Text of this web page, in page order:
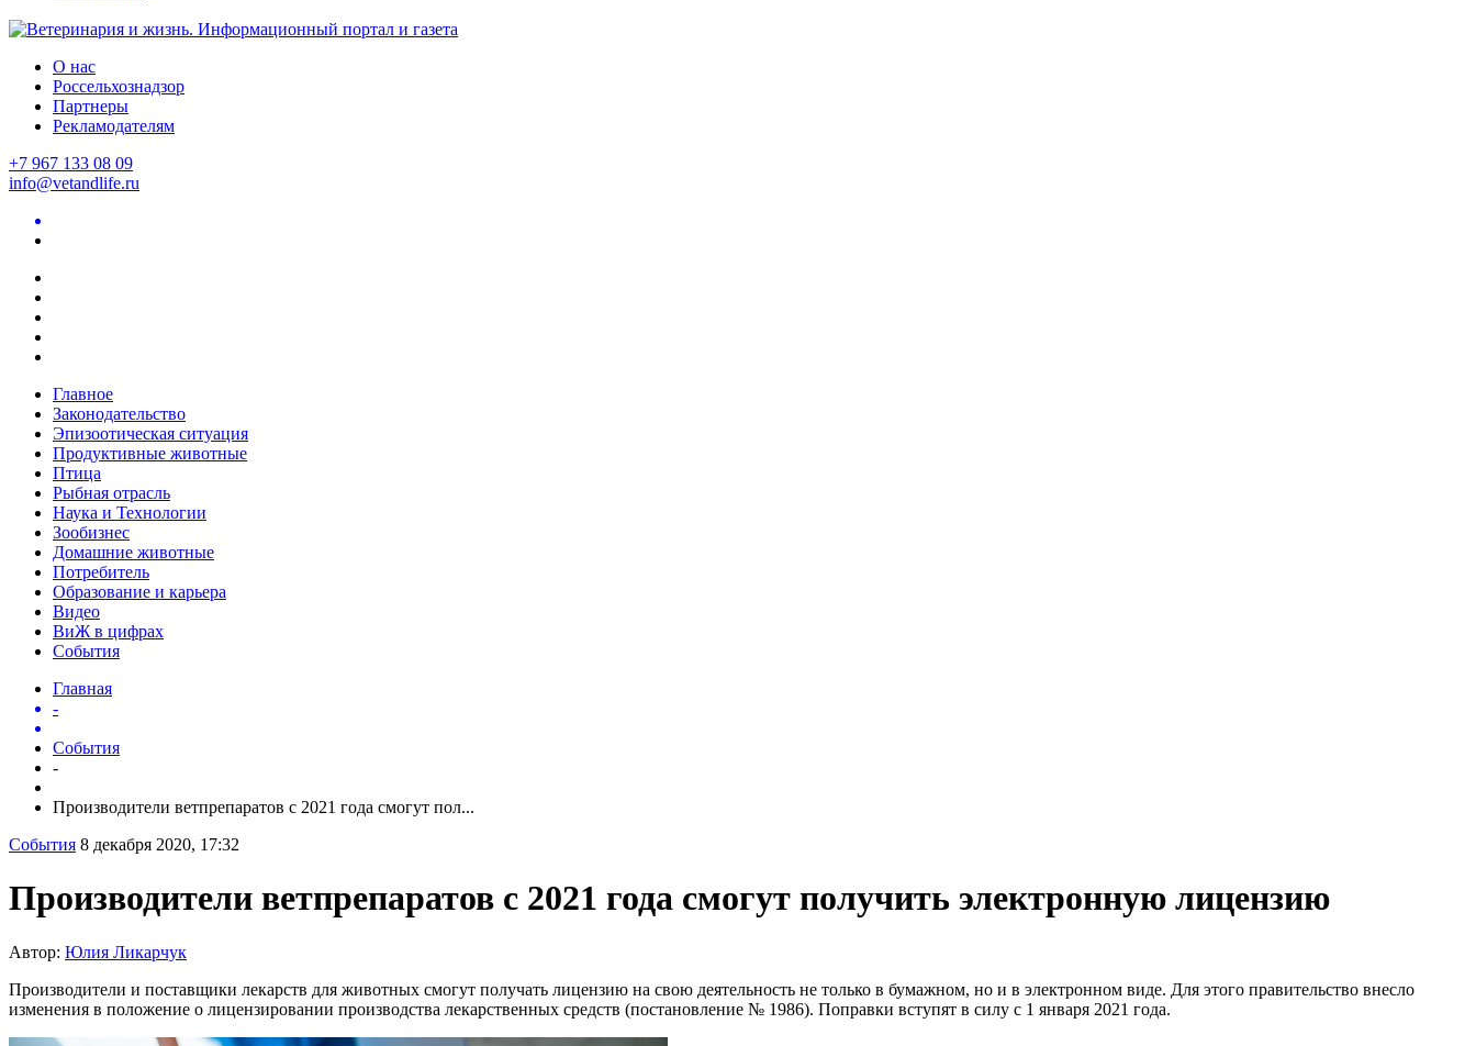
О нас
Россельхознадзор
Партнеры
Рекламодателям
+7 967 133 08 09
info@vetandlife.ru
Главное
Законодательство
Эпизоотическая ситуация
Продуктивные животные
Птица
Рыбная отрасль
Наука и Технологии
Зообизнес
Домашние животные
Потребитель
Образование и карьера
Видео
ВиЖ в цифрах
События
Главная
-
События
-
Производители ветпрепаратов с 2021 года смогут пол...
События 8 декабря 2020, 17:32
Производители ветпрепаратов с 2021 года смогут получить электронную лицензию
Автор: Юлия Ликарчук
Производители и поставщики лекарств для животных смогут получать лицензию на свою деятельность не только в бумажном, но и в электронном виде. Для этого правительство внесло
изменения в положение о лицензировании производства лекарственных средств (постановление № 1986). Поправки вступят в силу с 1 января 2021 года.